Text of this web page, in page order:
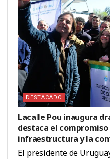
DESTACADO
Lacalle Pou inaugura
destaca el compromiso
infraestructura y la
El presidente de